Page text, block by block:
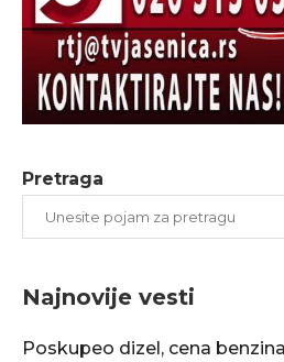
Pretraga
Najnovije vesti
Poskupeo dizel, cena